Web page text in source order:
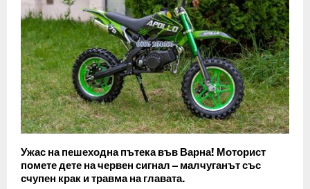
Ужас на пешеходна пътека във Варна! Моторист
помете дете на червен сигнал – малчуганът със
счупен крак и травма на главата.